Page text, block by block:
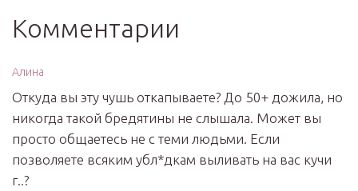
Комментарии
Алина
Откуда вы эту чушь откапываете? До 50+ дожила, но
никогда такой бредятины не слышала. Может вы
просто общаетесь не с теми людьми. Если
позволяете всяким убл*дкам выливать на вас кучи
г..?